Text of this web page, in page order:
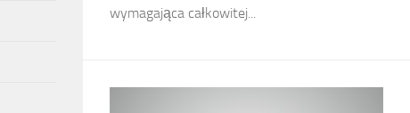
wymagająca całkowitej...